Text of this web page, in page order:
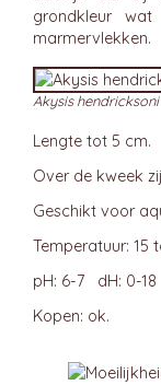
grondkleur
marmervlekken.
Akysis hendricksoni
Lengte tot 5 cm.
Over de kweek
Geschikt voor
Temperatuur: 15
pH: 6-7 dH: 0-
Kopen: ok.